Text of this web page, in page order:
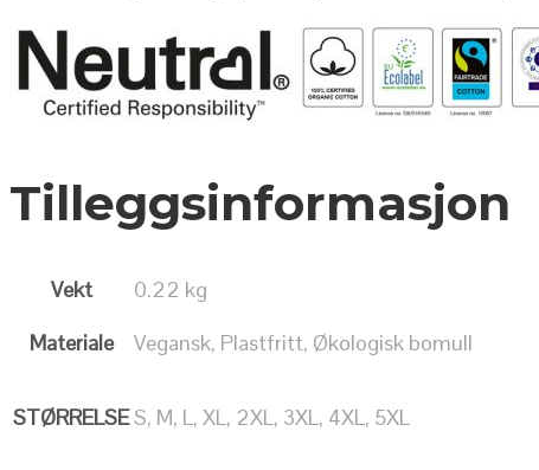
Tilleggsinformasjon
Vekt
0.22 kg
Materiale
Vegansk, Plastfritt, Økologisk bomull
STØRRELSES, M, L, XL, 2XL, 3XL, 4XL, 5XL